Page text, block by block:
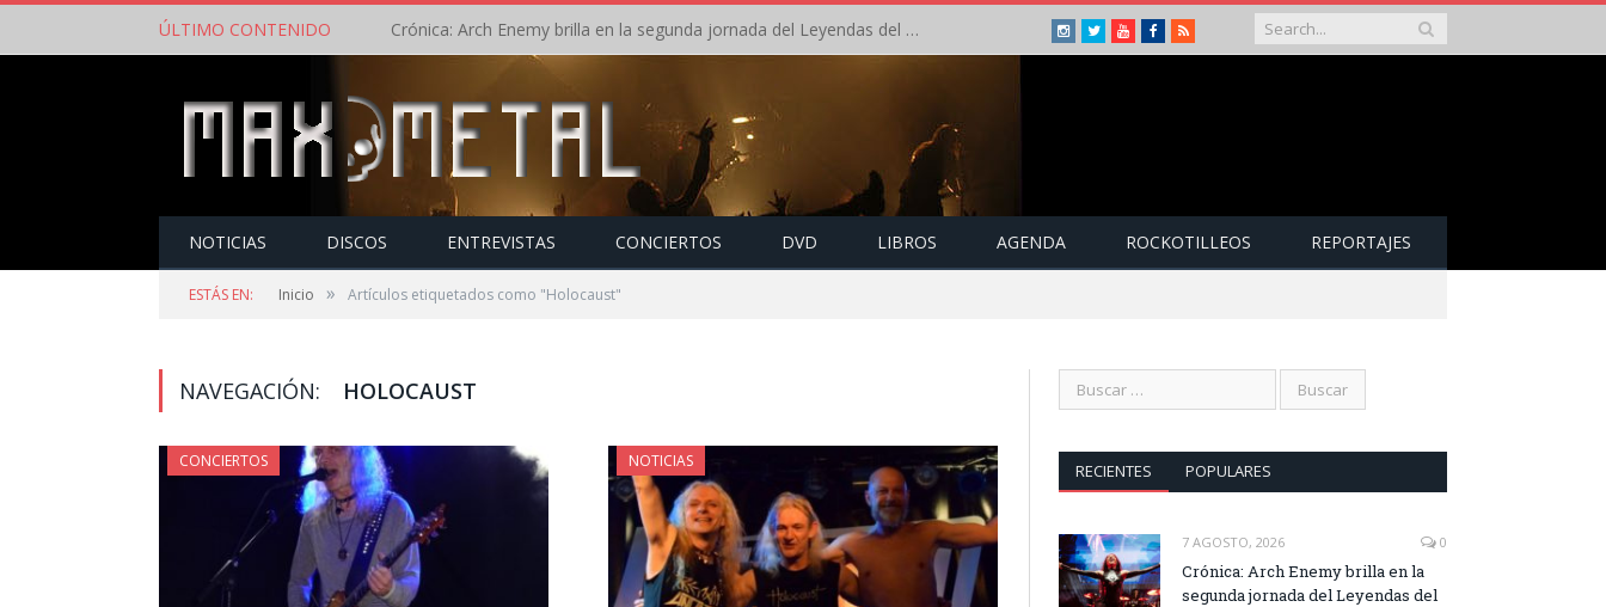
ÚLTIMO CONTENIDO Crónica: Arch Enemy brilla en la segunda jornada del Leyendas del Rock – Jueves – Agosto 2026 Instagram
TwitterYoutubeFacebook
RSS
NOTICIAS DISCOS ENTREVISTAS CONCIERTOS DVD LIBROS AGENDA ROCKOTILLEOS REPORTAJES
ESTÁS EN: Inicio » Artículos etiquetados como "Holocaust"
NAVEGACIÓN: HOLOCAUST
CONCIERTOS NOTICIAS RECIENTES POPULARES
7 AGOSTO, 2026 0
Crónica: Arch Enemy brilla en la
segunda jornada del Leyendas del